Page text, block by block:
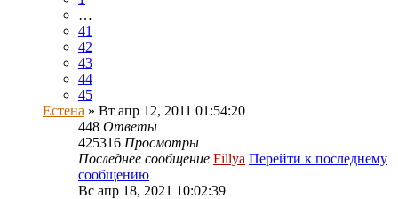
…
41
42
43
44
45
Естена » Вт апр 12, 2011 01:54:20
448 Ответы
425316 Просмотры
Последнее сообщение Fillya Перейти к последнему
сообщению
Вс апр 18, 2021 10:02:39